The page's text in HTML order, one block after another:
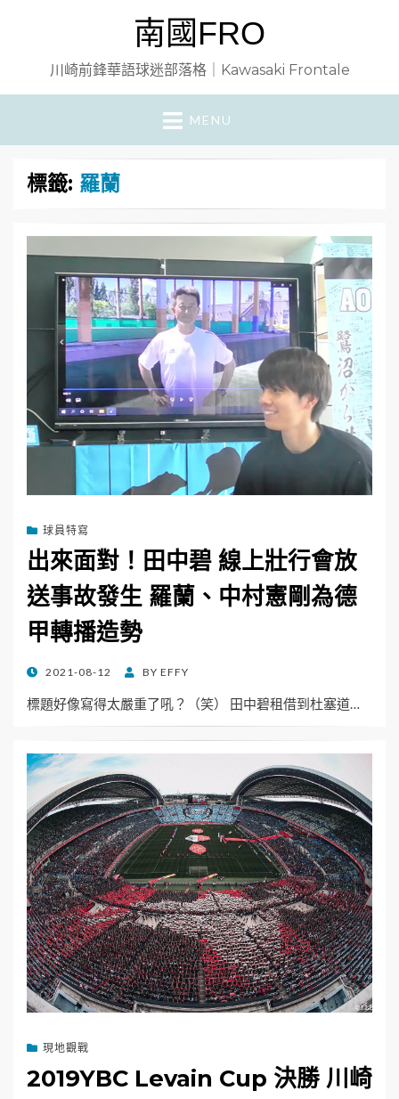
南國FRO
川崎前鋒華語球迷部落格｜Kawasaki Frontale
MENU
標籤: 羅蘭
球員特寫
出來面對！田中碧 線上壯行會放
送事故發生 羅蘭、中村憲剛為德
甲轉播造勢
POSTED
2021-08-12 BY EFFY
標題好像寫得太嚴重了吼？（笑） 田中碧租借到杜塞道…
現地觀戰
2019YBC Levain Cup 決勝 川崎